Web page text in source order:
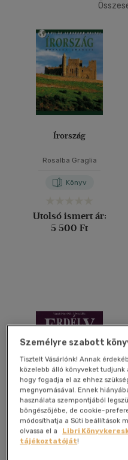
Korosztály szerint
Gyermek(1)
mind(1)
Ifjúsági(6)
Felnőtt (541)
Magyar(277)
Angol - német -
spanyol - olasz (3)
(1)
Angol-német-olasz-
(6)
Angol-német-
francia(1)
több nyelv megjelenítése
Írország
Rosalba Graglia
Könyv
Utolsó ismert ár:
5 500 Ft
Erdély - Székelyföld
Lőwey Lilla-Váradi Péter Pál
Személyre szabott
Tisztelt Vásárlónk! Annak
közelebb álló könyveket
hogy fogadja el az ehhez
megnyomásával. Ennek
használata szempontjából
böngészőjébe, de cookie-
módosíthatja a Süti beállítások
olvassa el a
Libri
tájékoztatóját!